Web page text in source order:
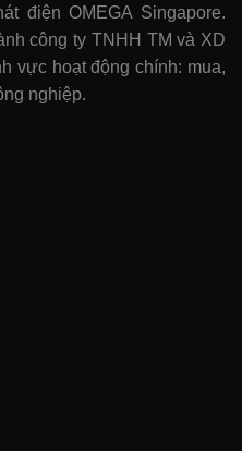
điện OMEGA Singapore.
công ty TNHH TM và XD
vực hoạt động chính: mua,
nghiệp.